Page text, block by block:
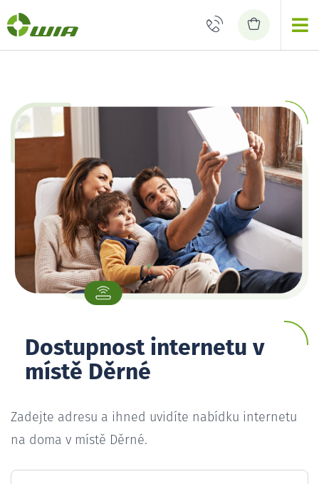
Dostupnost internetu v
místě Děrné
Zadejte adresu a ihned uvidíte nabídku internetu
na doma v místě Děrné.